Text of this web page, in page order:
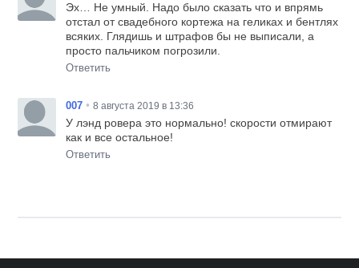
Эх… Не умный. Надо было сказать что и впрямь
отстал от свадебного кортежа на геликах и бентлях
всяких. Глядишь и штрафов бы не выписали, а
просто пальчиком погрозили.
Ответить
007 • 8 августа 2019 в 13:36
У лэнд ровера это нормально! скорости отмирают
как и все остальное!
Ответить